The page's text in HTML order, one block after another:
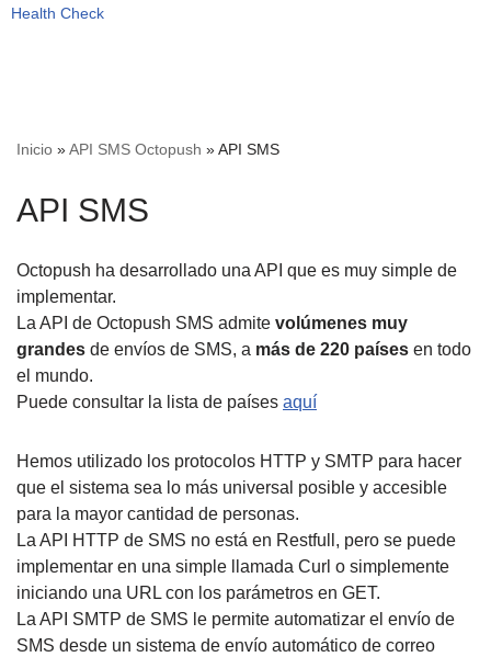
Health Check
Inicio »API SMS Octopush »API SMS
API SMS
Octopush ha desarrollado una API que es muy simple de
implementar.
La API de Octopush SMS admite volúmenes muy
grandes de envíos de SMS, a más de 220 países en todo
el mundo.
Puede consultar la lista de países aquí
Hemos utilizado los protocolos HTTP y SMTP para hacer
que el sistema sea lo más universal posible y accesible
para la mayor cantidad de personas.
La API HTTP de SMS no está en Restfull, pero se puede
implementar en una simple llamada Curl o simplemente
iniciando una URL con los parámetros en GET.
La API SMTP de SMS le permite automatizar el envío de
SMS desde un sistema de envío automático de correo